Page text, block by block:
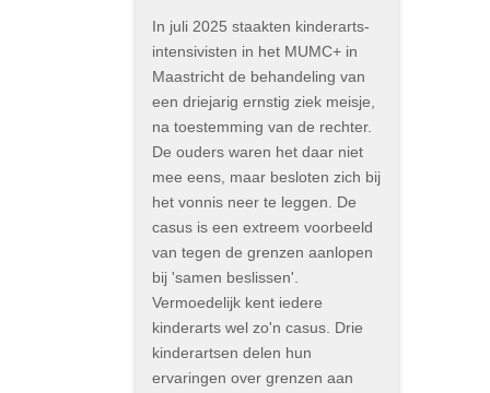
In juli 2025 staakten kinderarts-
intensivisten in het MUMC+ in
Maastricht de behandeling van
een driejarig ernstig ziek meisje,
na toestemming van de rechter.
De ouders waren het daar niet
mee eens, maar besloten zich bij
het vonnis neer te leggen. De
casus is een extreem voorbeeld
van tegen de grenzen aanlopen
bij 'samen beslissen'.
Vermoedelijk kent iedere
kinderarts wel zo'n casus. Drie
kinderartsen delen hun
ervaringen over grenzen aan